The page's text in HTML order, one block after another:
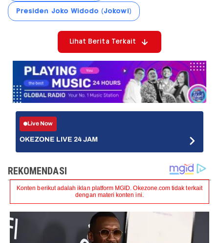
Presiden Joko Widodo (Jokowi)
Lihat Berita Terkait
Live Now
OKEZONE LIVE 24 JAM